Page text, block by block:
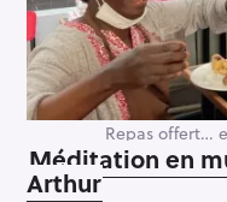
Repas offert…
Méditation en
Arthur